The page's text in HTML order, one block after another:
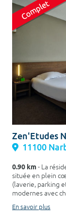
Type de
Votre date
Zen'Etudes
11100
0.90 km- La
située en plein
(laverie, parking
modernes avec
En savoir plus